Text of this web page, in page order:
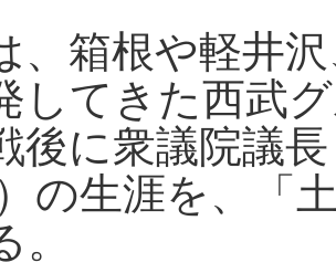
、箱根や軽井
してきた西武
後に衆議院議
の生涯を、「